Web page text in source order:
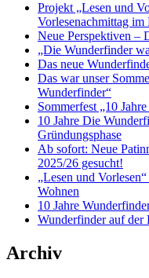
Projekt „Lesen und
Vorlesenachmittag im
Neue Perspektiven –
„Die Wunderfinder
Das neue
Das war unser
Wunderfinder“
Sommerfest „10
10 Jahre Die
Gründungsphase
Ab sofort: Neue
2025/26 gesucht!
„Lesen und
Wohnen
10 Jahre
Wunderfinder auf der
Archiv